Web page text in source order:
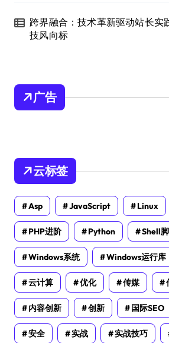
跨界融合：技术革新驱动站长实
技风向标
广告
云标签
Asp JavaScript Linux
PHP进阶 Python Shell
Windows系统 Windows运行库
云计算 优化 传媒
内容创新 创新 国际SEO
安全 实战 实战技巧